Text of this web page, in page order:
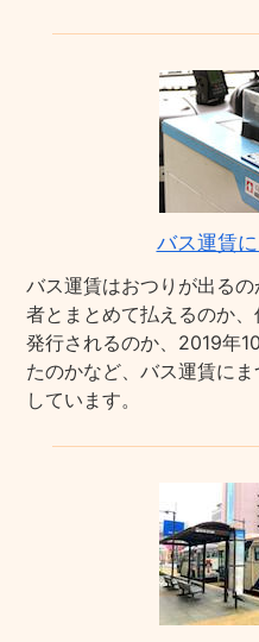
バス運賃
バス運賃はおつりが出る
者とまとめて払えるのか
発行されるのか、2019年
たのかなど、バス運賃に
しています。